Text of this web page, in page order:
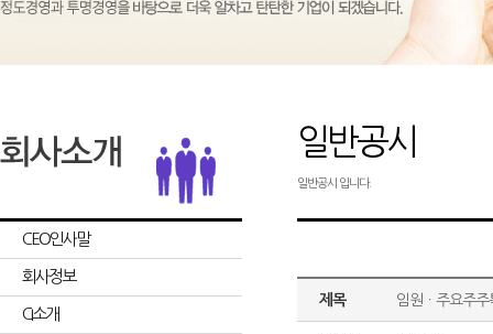
CEO인사말
회사정보
CI소개
일반공시
일반공시 입니다.
제목 임원ㆍ주요주